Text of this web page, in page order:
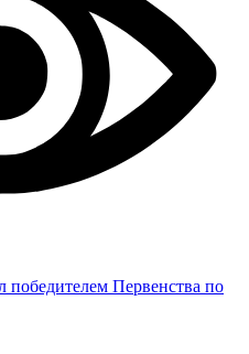
победителем Первенства по